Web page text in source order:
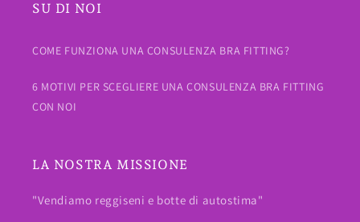
SU DI NOI
COME FUNZIONA UNA CONSULENZA BRA FITTING?
6 MOTIVI PER SCEGLIERE UNA CONSULENZA BRA FITTING
CON NOI
LA NOSTRA MISSIONE
"Vendiamo reggiseni e botte di autostima"